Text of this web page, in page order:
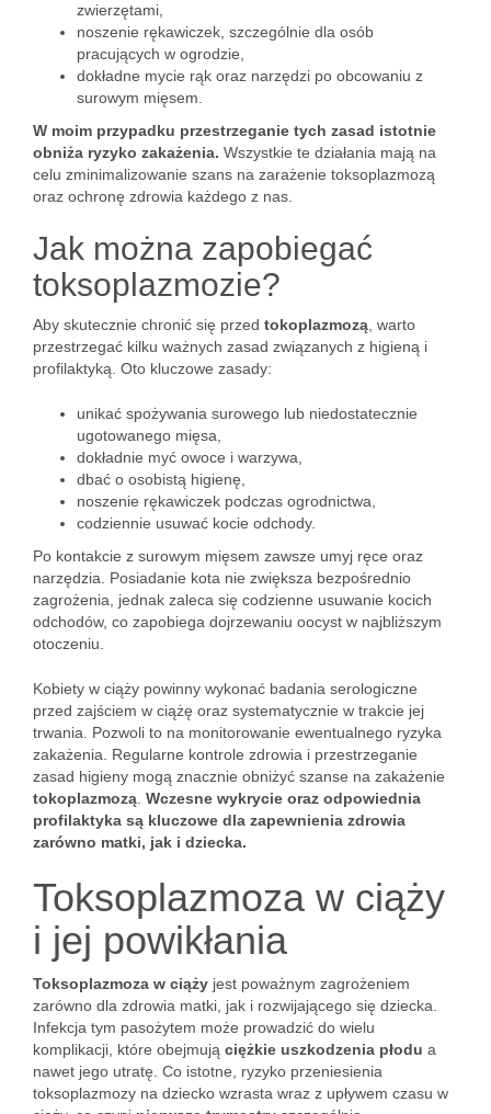
zwierzętami,
noszenie rękawiczek, szczególnie dla osób
pracujących w ogrodzie,
dokładne mycie rąk oraz narzędzi po obcowaniu z
surowym mięsem.
W moim przypadku przestrzeganie tych zasad istotnie
obniża ryzyko zakażenia. Wszystkie te działania mają na
celu zminimalizowanie szans na zarażenie toksoplazmozą
oraz ochronę zdrowia każdego z nas.
Jak można zapobiegać
toksoplazmozie?
Aby skutecznie chronić się przed tokoplazmozą , warto
przestrzegać kilku ważnych zasad związanych z higieną i
profilaktyką. Oto kluczowe zasady:
unikać spożywania surowego lub niedostatecznie
ugotowanego mięsa,
dokładnie myć owoce i warzywa,
dbać o osobistą higienę,
noszenie rękawiczek podczas ogrodnictwa,
codziennie usuwać kocie odchody.
Po kontakcie z surowym mięsem zawsze umyj ręce oraz
narzędzia. Posiadanie kota nie zwiększa bezpośrednio
zagrożenia, jednak zaleca się codzienne usuwanie kocich
odchodów, co zapobiega dojrzewaniu oocyst w najbliższym
otoczeniu.
Kobiety w ciąży powinny wykonać badania serologiczne
przed zajściem w ciążę oraz systematycznie w trakcie jej
trwania. Pozwoli to na monitorowanie ewentualnego ryzyka
zakażenia. Regularne kontrole zdrowia i przestrzeganie
zasad higieny mogą znacznie obniżyć szanse na zakażenie
tokoplazmozą Wczesne wykrycie oraz odpowiednia
profilaktyka są kluczowe dla zapewnienia zdrowia
zarówno matki, jak i dziecka.
Toksoplazmoza w ciąży
i jej powikłania
Toksoplazmoza w ciąży jest poważnym zagrożeniem
zarówno dla zdrowia matki, jak i rozwijającego się dziecka.
Infekcja tym pasożytem może prowadzić do wielu
komplikacji, które obejmują ciężkie uszkodzenia płodu a
nawet jego utratę. Co istotne, ryzyko przeniesienia
toksoplazmozy na dziecko wzrasta wraz z upływem czasu w